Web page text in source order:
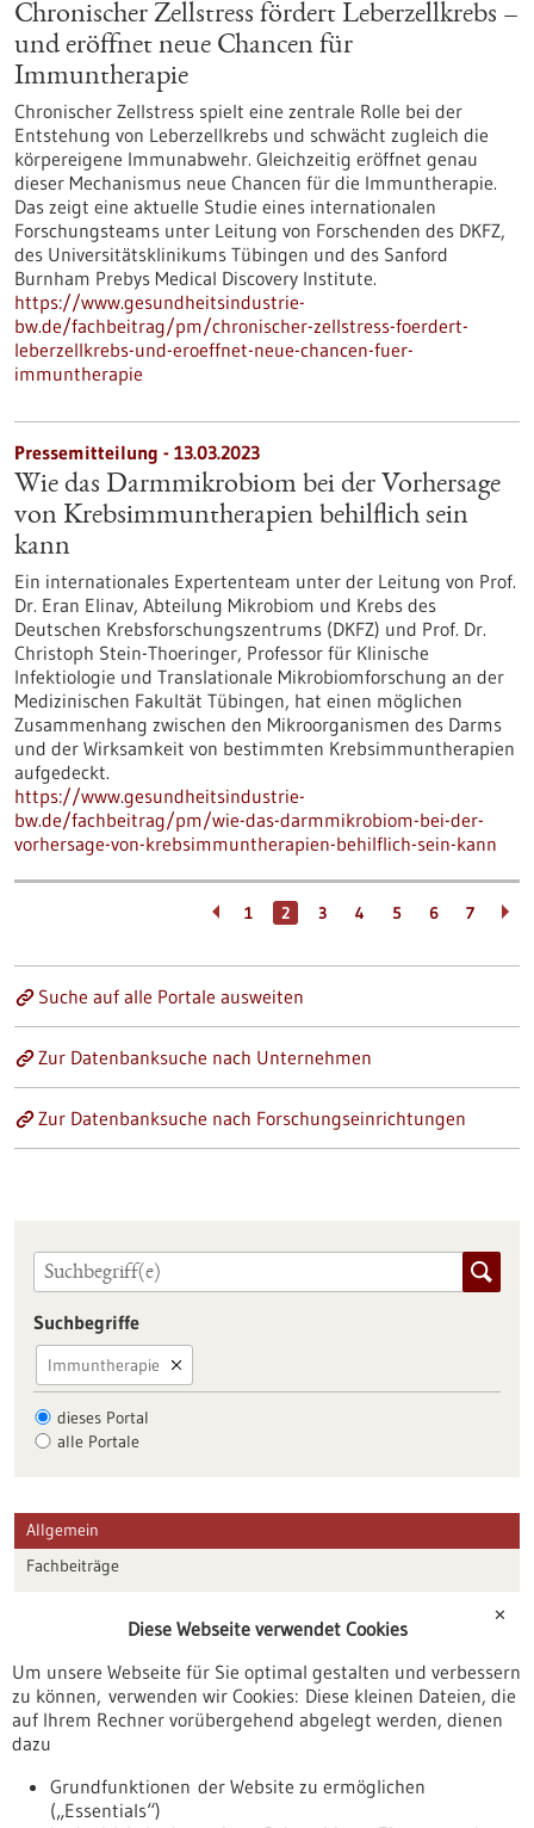
Chronischer Zellstress fördert Leberzellkrebs –
und eröffnet neue Chancen für
Immuntherapie
Chronischer Zellstress spielt eine zentrale Rolle bei der
Entstehung von Leberzellkrebs und schwächt zugleich die
körpereigene Immunabwehr. Gleichzeitig eröffnet genau
dieser Mechanismus neue Chancen für die Immuntherapie.
Das zeigt eine aktuelle Studie eines internationalen
Forschungsteams unter Leitung von Forschenden des DKFZ,
des Universitätsklinikums Tübingen und des Sanford
Burnham Prebys Medical Discovery Institute.
https://www.gesundheitsindustrie-
bw.de/fachbeitrag/pm/chronischer-zellstress-foerdert-
leberzellkrebs-und-eroeffnet-neue-chancen-fuer-
immuntherapie
Pressemitteilung - 13.03.2023
Wie das Darmmikrobiom bei der Vorhersage
von Krebsimmuntherapien behilflich sein
kann
Ein internationales Expertenteam unter der Leitung von Prof.
Dr. Eran Elinav, Abteilung Mikrobiom und Krebs des
Deutschen Krebsforschungszentrums (DKFZ) und Prof. Dr.
Christoph Stein-Thoeringer, Professor für Klinische
Infektiologie und Translationale Mikrobiomforschung an der
Medizinischen Fakultät Tübingen, hat einen möglichen
Zusammenhang zwischen den Mikroorganismen des Darms
und der Wirksamkeit von bestimmten Krebsimmuntherapien
aufgedeckt.
https://www.gesundheitsindustrie-
bw.de/fachbeitrag/pm/wie-das-darmmikrobiom-bei-der-
vorhersage-von-krebsimmuntherapien-behilflich-sein-kann
1 2 3 4 5 6 7
Suche auf alle Portale ausweiten
Zur Datenbanksuche nach Unternehmen
Zur Datenbanksuche nach Forschungseinrichtungen
Suchbegriffe
Immuntherapie
dieses Portal
alle Portale
Allgemein
Fachbeiträge
Veranstaltungen
Erscheinungsdatum
✕
Diese Webseite verwendet Cookies
Um unsere Webseite für Sie optimal gestalten und verbessern
zu können, verwenden wir Cookies: Diese kleinen Dateien, die
auf Ihrem Rechner vorübergehend abgelegt werden, dienen
dazu
Grundfunktionen der Website zu ermöglichen
(„Essentials“)